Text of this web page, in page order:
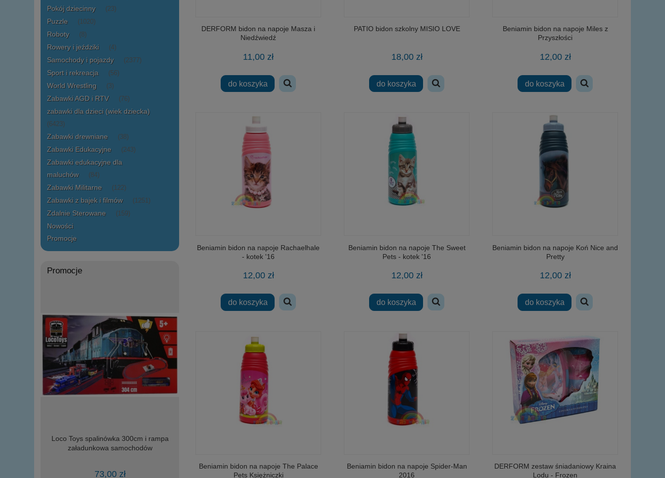
Pokój dziecinny (23)
Puzzle (1020)
Roboty (8)
Rowery i jeździki (4)
Samochody i pojazdy (2377)
Sport i rekreacja (56)
World Wrestling (3)
Zabawki AGD i RTV (76)
zabawki dla dzieci (wiek dziecka)
(6423)
Zabawki drewniane (38)
Zabawki Edukacyjne (243)
Zabawki edukacyjne dla
maluchów
(84)
Zabawki Militarne (122)
Zabawki z bajek i filmów (1251)
Zdalnie Sterowane (159)
Nowości
Promocje
Promocje
Loco Toys spalinówka 300cm i rampa
załadunkowa samochodów
73,00 zł 65,00 zł 29,00 zł
DERFORM bidon na napoje Masza i
Niedźwiedź
11,00 zł
do koszyka
PATIO bidon szkolny MISIO LOVE
18,00 zł
do koszyka
Beniamin bidon na napoje Miles z
Przyszłości
12,00 zł
do koszyka
Beniamin bidon na napoje Rachaelhale
- kotek '16
12,00 zł
do koszyka
Beniamin bidon na napoje The Sweet
Pets - kotek '16
12,00 zł
do koszyka
Beniamin bidon na napoje Koń Nice and
Pretty
12,00 zł
do koszyka
Beniamin bidon na napoje The Palace
Pets Księżniczki
Beniamin bidon na napoje Spider-Man
2016
DERFORM zestaw śniadaniowy Kraina
Lodu - Frozen